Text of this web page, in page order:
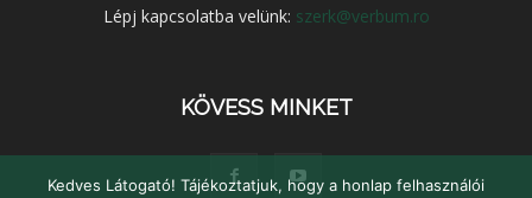
Lépj kapcsolatba velünk: szerk@verbum.ro
KÖVESS MINKET
Kedves Látogató! Tájékoztatjuk, hogy a honlap felhasználói